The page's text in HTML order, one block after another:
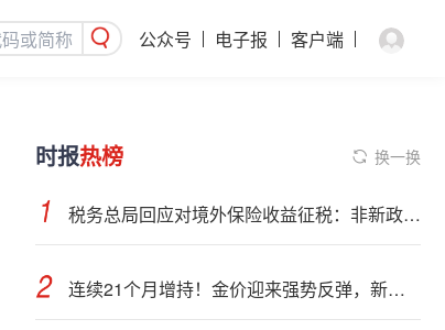
公众号 电子报 客户端
时报热榜 换一换
税务总局回应对境外保险收益征税：非新政策，无需过度解读
连续21个月增持！金价迎来强势反弹，新一轮上行窗口开启？